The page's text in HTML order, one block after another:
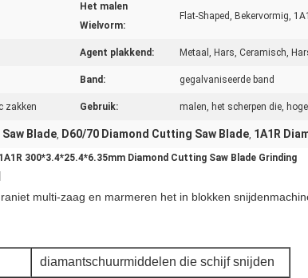
Het malen
Wielvorm:
Flat-Shaped, Bekervormig,
Agent plakkend: Metaal, Hars, Ceramisch,
Band: gegalvaniseerde band
zakken Gebruik: malen, het scherpen die,
Blade, D60/70 Diamond Cutting Saw Blade, 1A1R
300*3.4*25.4*6.35mm Diamond Cutting Saw Blade Grinding
multi-zaag en marmeren het in blokken
diamantschuurmiddelen die schijf snijden